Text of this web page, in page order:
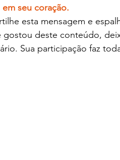
seu coração.
esta mensagem e
gostou deste conteúdo,
Sua participação faz